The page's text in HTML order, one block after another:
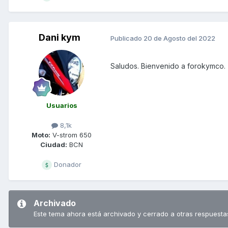
Dani kym
Usuarios
8,1k
Moto: V-strom 650
Ciudad: BCN
Donador
Publicado 20 de Agosto del 2022
Saludos. Bienvenido a forokymco.
Archivado
Este tema ahora está archivado y cerrado a otras